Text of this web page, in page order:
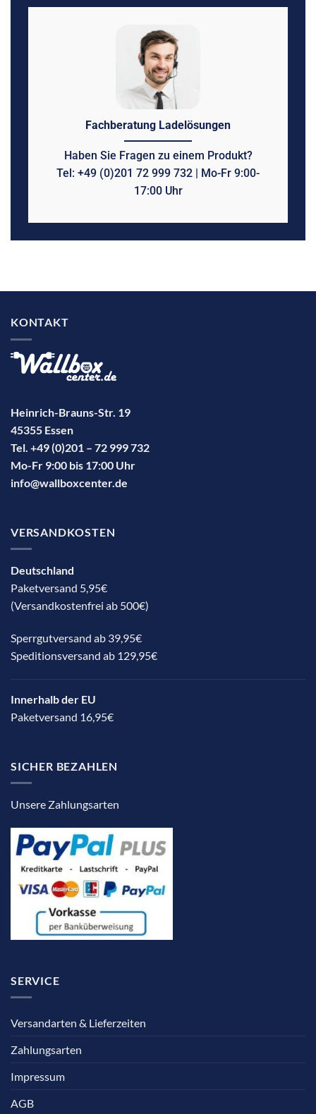
Fachberatung Ladelösungen
Haben Sie Fragen zu einem Produkt?
Tel: +49 (0)201 72 999 732 | Mo-Fr 9:00-
17:00 Uhr
KONTAKT
Heinrich-Brauns-Str. 19
45355 Essen
Tel. +49 (0)201 – 72 999 732
Mo-Fr 9:00 bis 17:00 Uhr
info@wallboxcenter.de
VERSANDKOSTEN
Deutschland
Paketversand 5,95€
(Versandkostenfrei ab 500€)
Sperrgutversand ab 39,95€
Speditionsversand ab 129,95€
Innerhalb der EU
Paketversand 16,95€
SICHER BEZAHLEN
Unsere Zahlungsarten
SERVICE
Versandarten & Lieferzeiten
Zahlungsarten
Impressum
AGB